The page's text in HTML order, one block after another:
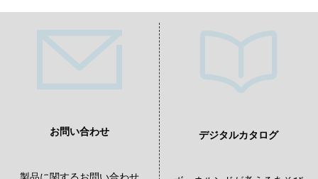
お問い合わせ デジタルカタログ